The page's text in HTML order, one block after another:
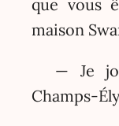
que vous
maison
— Je
Champs-